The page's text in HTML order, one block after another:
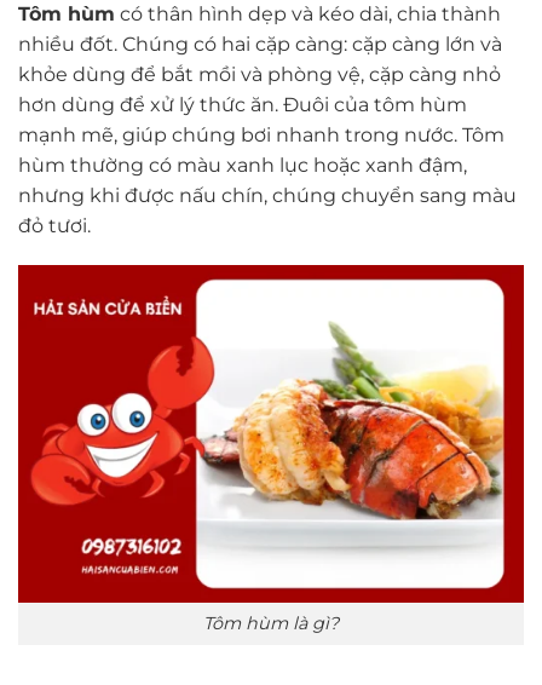
Tôm hùm có thân hình dẹp và kéo dài, chia thành
nhiều đốt. Chúng có hai cặp càng: cặp càng lớn và
khỏe dùng để bắt mồi và phòng vệ, cặp càng nhỏ
hơn dùng để xử lý thức ăn. Đuôi của tôm hùm
mạnh mẽ, giúp chúng bơi nhanh trong nước. Tôm
hùm thường có màu xanh lục hoặc xanh đậm,
nhưng khi được nấu chín, chúng chuyển sang màu
đỏ tươi.
Tôm hùm là gì?